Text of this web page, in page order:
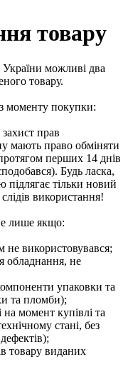
товару
України можливі два
товару.
моменту покупки:
прав
мають право обміняти
перших 14 днів
Будь ласка,
підлягає тільки новий
використання!
лише якщо:
використовувався;
обладнання, не
упаковки та
та пломби);
момент купівлі та
стані, без
товару виданих